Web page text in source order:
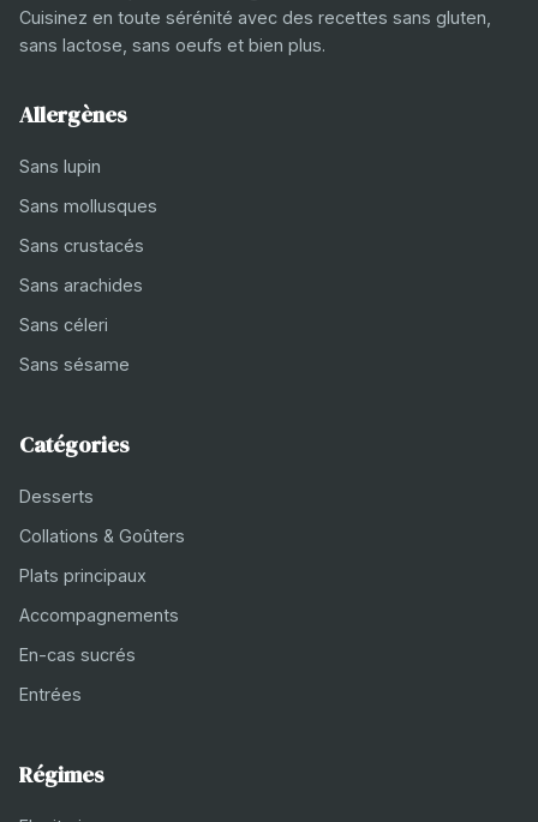
Cuisinez en toute sérénité avec des recettes sans gluten,
sans lactose, sans oeufs et bien plus.
Allergènes
Sans lupin
Sans mollusques
Sans crustacés
Sans arachides
Sans céleri
Sans sésame
Catégories
Desserts
Collations & Goûters
Plats principaux
Accompagnements
En-cas sucrés
Entrées
Régimes